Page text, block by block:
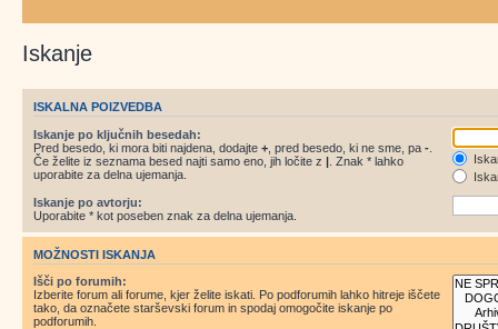
Iskanje
ISKALNA POIZVEDBA
Iskanje po ključnih besedah:
Pred besedo, ki mora biti najdena, dodajte + , pred besedo, ki ne sme, pa -
Če želite iz seznama besed najti samo eno, jih ločite z | . Znak * lahko
uporabite za delna ujemanja.
Iskanje po avtorju:
Uporabite * kot poseben znak za delna ujemanja.
MOŽNOSTI ISKANJA
Išči po forumih:
Izberite forum ali forume, kjer želite iskati. Po podforumih lahko hitreje iščete
tako, da označete starševski forum in spodaj omogočite iskanje po
podforumih.